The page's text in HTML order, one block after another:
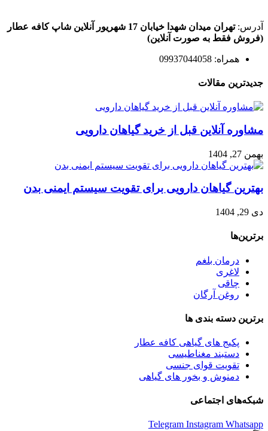
آدرس:تهران میدان شهدا خیابان 17 شهریور آنلاین شاپ کافه عطار
(فروش فقط به صورت آنلاین)
همراه: 09937044058
جدیدترین مقالات
مشاوره آنلاین قبل از خرید گیاهان دارویی
بهمن 27, 1404
بهترین گیاهان دارویی برای تقویت سیستم ایمنی بدن
دی 29, 1404
برترین‌ها
درمان بلغم
لاغری
چاقی
روغن آرگان
برترین‌ دسته بندی ها
پکیج های گیاهی کافه عطار
دستبند مغناطیسی
تقویت قوای جنسی
دمنوش و بخور های گیاهی
شبکه‌های اجتماعی
Telegram Instagram Whatsapp